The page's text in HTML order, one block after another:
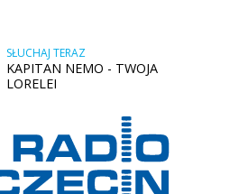
SŁUCHAJ TERAZ
KAPITAN NEMO - TWOJA
LORELEI